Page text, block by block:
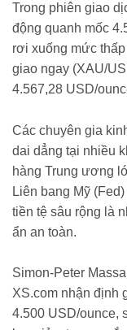
Trong phiên giao
động quanh mốc
rơi xuống mức
giao ngay (XAU/
4.567,28 USD/
Các chuyên gia
dai dẳng tại nhiều
hàng Trung ương
Liên bang Mỹ
tiền tệ sâu rộng là
ẩn an toàn.
Simon-Peter
XS.com nhận định
4.500 USD/ounce,